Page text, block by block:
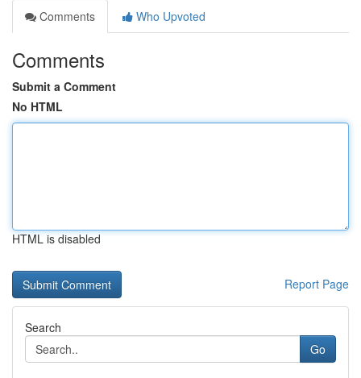
Comments
Who Upvoted
Comments
Submit a Comment
No HTML
HTML is disabled
Report Page
Search
Go